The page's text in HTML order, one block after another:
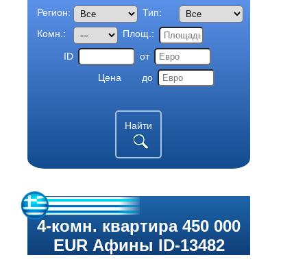
Регион:
Тип:
Комн.:
Площ.:
ID
от
Цена
до
Найти
4-комн. квартира 450 000
EUR Афины ID-13482